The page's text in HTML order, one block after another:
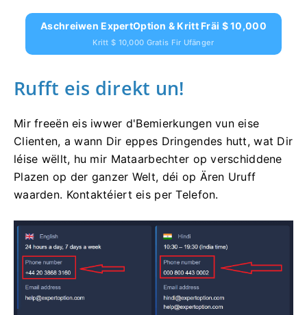
Aschreiwen ExpertOption & Kritt Fräi $ 10,000
Kritt $ 10,000 Gratis Fir Ufänger
Rufft eis direkt un!
Mir freeën eis iwwer d'Bemierkungen vun eise
Clienten, a wann Dir eppes Dringendes hutt, wat Dir
léise wëllt, hu mir Mataarbechter op verschiddene
Plazen op der ganzer Welt, déi op Ären Uruff
waarden. Kontaktéiert eis per Telefon.